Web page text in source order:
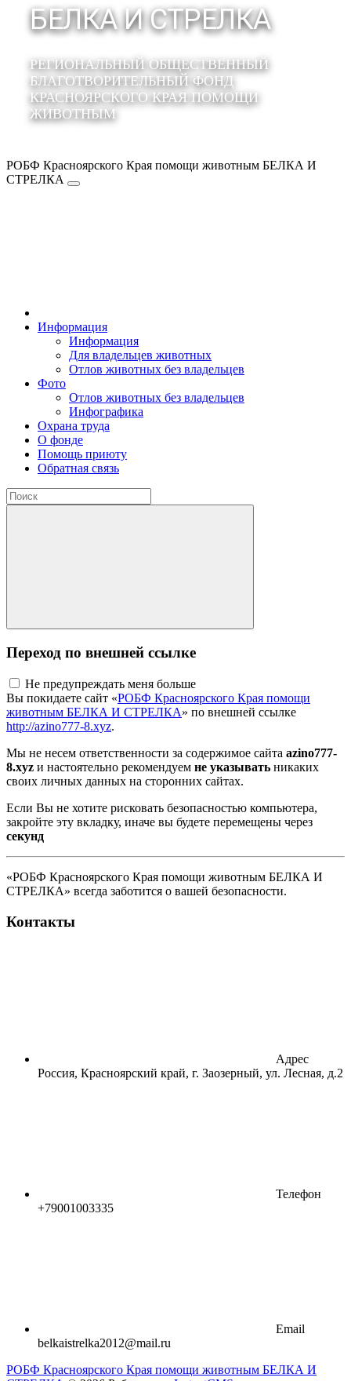
БЕЛКА И СТРЕЛКА
РЕГИОНАЛЬНЫЙ ОБЩЕСТВЕННЫЙ
БЛАГОТВОРИТЕЛЬНЫЙ ФОНД
КРАСНОЯРСКОГО КРАЯ ПОМОЩИ
ЖИВОТНЫМ
РОБФ Красноярского Края помощи животным БЕЛКА И
СТРЕЛКА
Информация
Информация
Для владельцев животных
Отлов животных без владельцев
Фото
Отлов животных без владельцев
Инфографика
Охрана труда
О фонде
Помощь приюту
Обратная связь
Переход по внешней ссылке
Не предупреждать меня больше
Вы покидаете сайт «РОБФ Красноярского Края помощи
животным БЕЛКА И СТРЕЛКА» по внешней ссылке
http://azino777-8.xyz.
Мы не несем ответственности за содержимое сайта azino777-
8.xyz и настоятельно рекомендуем не указывать никаких
своих личных данных на сторонних сайтах.
Если Вы не хотите рисковать безопасностью компьютера,
закройте эту вкладку, иначе вы будете перемещены через
секунд
«РОБФ Красноярского Края помощи животным БЕЛКА И
СТРЕЛКА» всегда заботится о вашей безопасности.
Контакты
Адрес
Россия, Красноярский край, г. Заозерный, ул. Лесная, д.2
Телефон
+79001003335
Email
belkaistrelka2012@mail.ru
РОБФ Красноярского Края помощи животным БЕЛКА И